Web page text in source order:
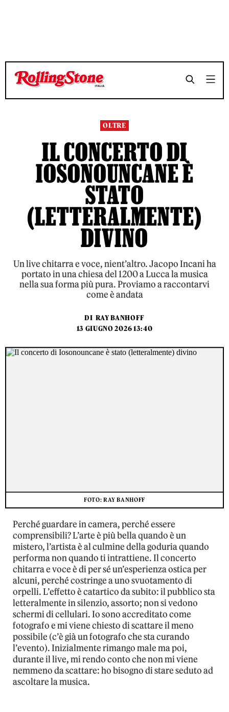
TEMPO DI LETTURA 6 MINUTI SHARE
TEMPO DI LETTURA 6 MINUTI SHARE
OLTRE
IL CONCERTO DI
IOSONOUNCANE È
STATO
(LETTERALMENTE)
DIVINO
Un live chitarra e voce, nient’altro. Jacopo Incani ha
portato in una chiesa del 1200 a Lucca la musica
nella sua forma più pura. Proviamo a raccontarvi
come è andata
DI RAY BANHOFF
13 GIUGNO 2026 13:40
FOTO: RAY BANHOFF
Perché guardare in camera, perché essere
comprensibili? L’arte è più bella quando è un
mistero, l’artista è al culmine della goduria quando
performa non quando ti intrattiene. Il concerto
chitarra e voce è di per sé un’esperienza ostica per
alcuni, perché costringe a uno svuotamento di
orpelli. L’effetto è catartico da subito: il pubblico sta
letteralmente in silenzio, assorto; non si vedono
schermi di cellulari. Io sono accreditato come
fotografo e mi viene chiesto di scattare il meno
possibile (c’è già un fotografo che sta curando
l’evento). Inizialmente rimango male ma poi,
durante il live, mi rendo conto che non mi viene
nemmeno da scattare: ho bisogno di stare seduto ad
ascoltare la musica.